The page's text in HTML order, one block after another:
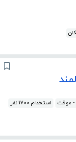
- موقت
استخدام 1700 نفر